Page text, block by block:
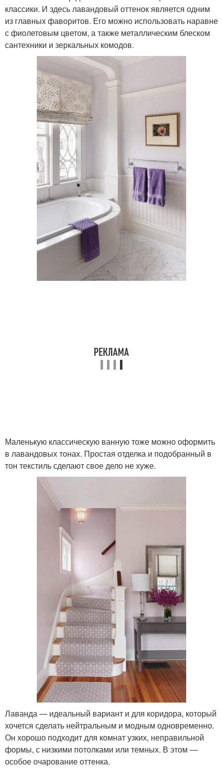
классики. И здесь лавандовый оттенок является одним
из главных фаворитов. Его можно использовать наравне
с фиолетовым цветом, а также металлическим блеском
сантехники и зеркальных комодов.
Маленькую классическую ванную тоже можно оформить
в лавандовых тонах. Простая отделка и подобранный в
тон текстиль сделают свое дело не хуже.
Лаванда — идеальный вариант и для коридора, который
хочется сделать нейтральным и модным одновременно.
Он хорошо подходит для комнат узких, неправильной
формы, с низкими потолками или темных. В этом —
особое очарование оттенка.